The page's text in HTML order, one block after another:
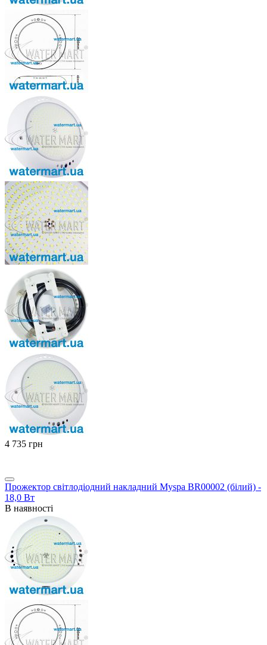
‍4 735‍ грн
Прожектор світлодіодний накладний Myspa BR00002 (білий) -
18,0 Вт
В наявності